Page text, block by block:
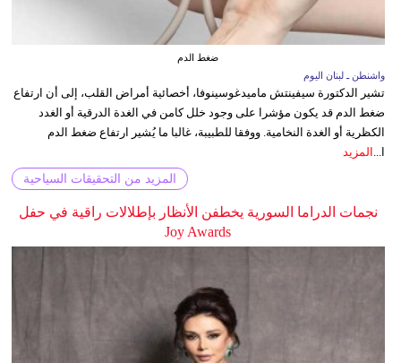
ضغط الدم
واشنطن ـ لبنان اليوم
تشير الدكتورة سيفينتش ماميدغوسينوفا، أخصائية أمراض القلب، إلى أن ارتفاع
ضغط الدم قد يكون مؤشرا على وجود خلل كامن في الغدة الدرقية أو الغدد
الكظرية أو الغدة النخامية. ووفقا للطبيبة، غالبا ما يُشير ارتفاع ضغط الدم
ا...
المزيد
المزيد من التحقيقات السياحية
نجمات الدراما السورية يخطفن الأنظار بإطلالات راقية في حفل
Joy Awards